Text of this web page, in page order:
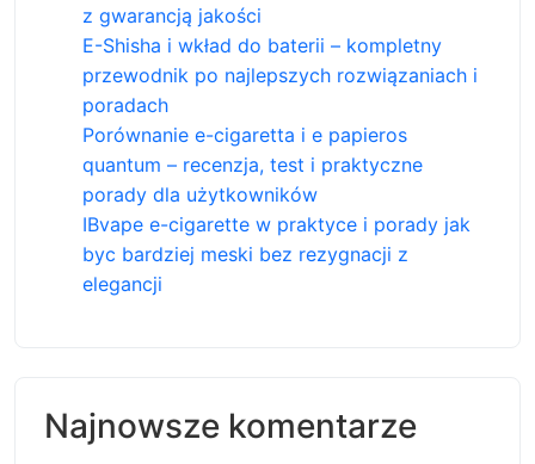
z gwarancją jakości
E-Shisha i wkład do baterii – kompletny
przewodnik po najlepszych rozwiązaniach i
poradach
Porównanie e-cigaretta i e papieros
quantum – recenzja, test i praktyczne
porady dla użytkowników
IBvape e-cigarette w praktyce i porady jak
byc bardziej meski bez rezygnacji z
elegancji
Najnowsze komentarze